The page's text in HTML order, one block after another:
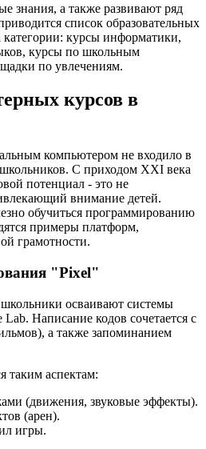
знания, а также развивают ряд
список образовательных
курсы информатики,
курсы по школьным
по увлечениям.
курсов в
компьютером не входило в
С приходом XXI века
потенциал - это не
внимание детей.
обучиться программированию
примеры платформ,
грамотности.
"Pixel"
осваивают системы
Написание кодов сочетается с
а также запоминанием
таким аспектам:
(движения, звуковые эффекты).
(арен).
игры.